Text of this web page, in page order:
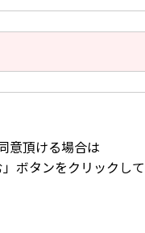
意頂ける場合は
ボタンをクリックして